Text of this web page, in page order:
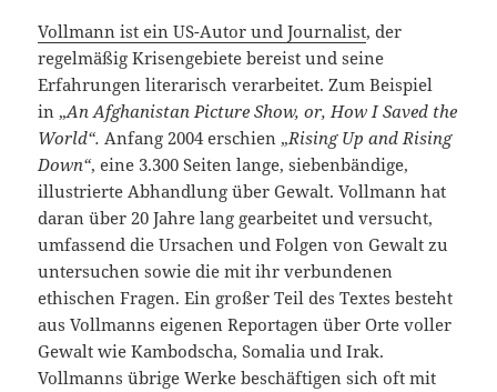
Vollmann ist ein US-Autor und Journalist, der
regelmäßig Krisengebiete bereist und seine
Erfahrungen literarisch verarbeitet. Zum Beispiel
in „An Afghanistan Picture Show, or, How I Saved the
World“. Anfang 2004 erschien „Rising Up and Rising
Down“, eine 3.300 Seiten lange, siebenbändige,
illustrierte Abhandlung über Gewalt. Vollmann hat
daran über 20 Jahre lang gearbeitet und versucht,
umfassend die Ursachen und Folgen von Gewalt zu
untersuchen sowie die mit ihr verbundenen
ethischen Fragen. Ein großer Teil des Textes besteht
aus Vollmanns eigenen Reportagen über Orte voller
Gewalt wie Kambodscha, Somalia und Irak.
Vollmanns übrige Werke beschäftigen sich oft mit